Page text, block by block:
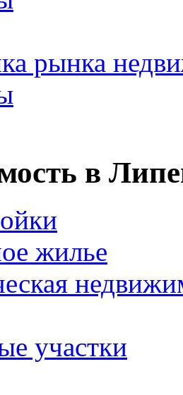
рынка
в
жилье
участки